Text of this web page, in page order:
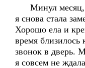
Минул месяц,
я снова стала
Хорошо ела и
время близилось
звонок в дверь.
я совсем не